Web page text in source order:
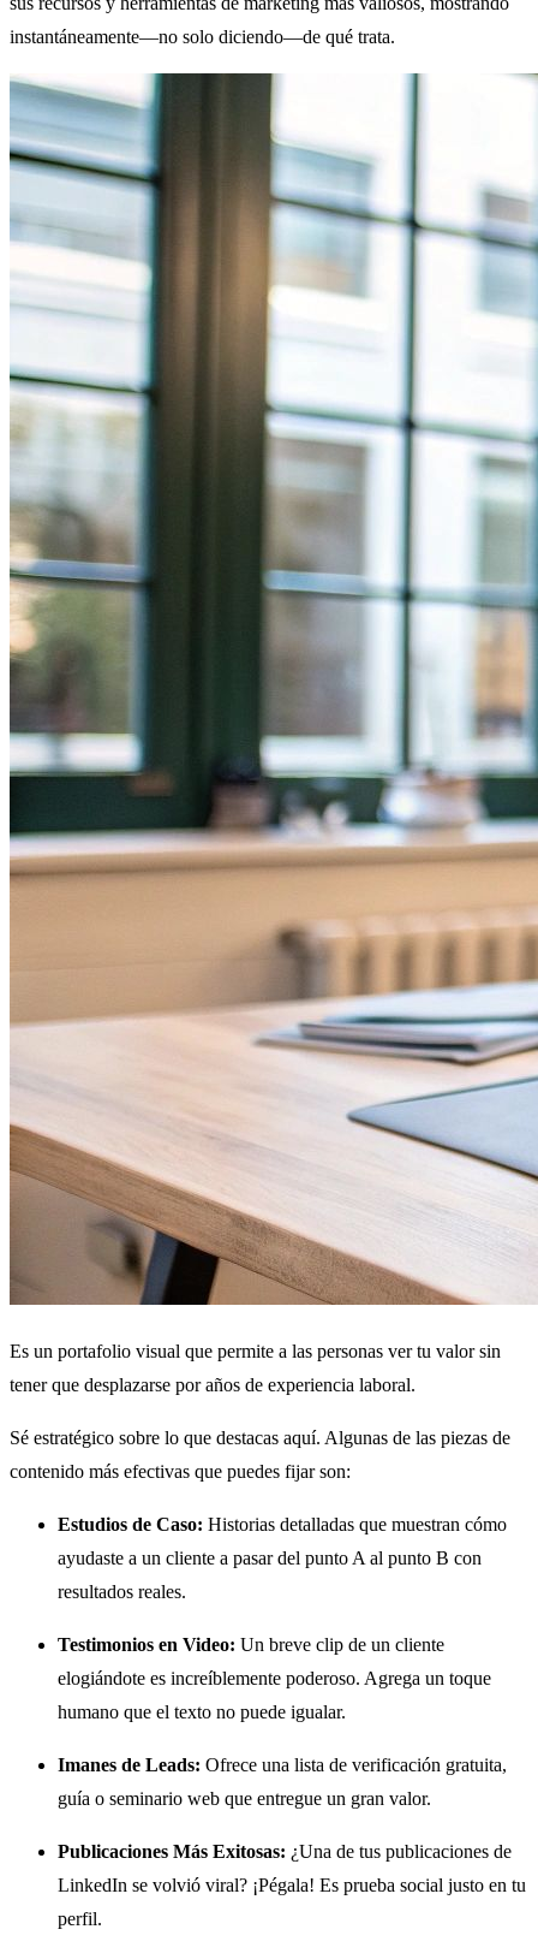
instantáneamente—no solo diciendo—de qué trata.
Es un portafolio visual que permite a las personas ver tu valor sin
tener que desplazarse por años de experiencia laboral.
Sé estratégico sobre lo que destacas aquí. Algunas de las piezas de
contenido más efectivas que puedes fijar son:
Estudios de Caso: Historias detalladas que muestran cómo
ayudaste a un cliente a pasar del punto A al punto B con
resultados reales.
Testimonios en Video: Un breve clip de un cliente
elogiándote es increíblemente poderoso. Agrega un toque
humano que el texto no puede igualar.
Imanes de Leads: Ofrece una lista de verificación gratuita,
guía o seminario web que entregue un gran valor.
Publicaciones Más Exitosas: ¿Una de tus publicaciones de
LinkedIn se volvió viral? ¡Pégala! Es prueba social justo en tu
perfil.